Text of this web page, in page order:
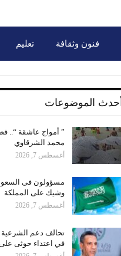
فنون وثقافة تعليم
أحدث الموضوعات
” أمواج عاشقة “..
محمد الشرقاوي
أغسطس 7, 2026
مسؤولون فى
وشيك على المملكة
أغسطس 7, 2026
في اعتداء حوثى